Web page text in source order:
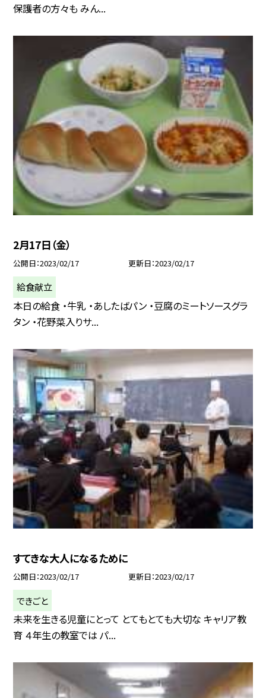
保護者の方々も みん...
2月17日（金）
公開日 2023/02/17 更新日 2023/02/17
給食献立
本日の給食 ・牛乳 ・あしたばパン ・豆腐のミートソースグラ
タン ・花野菜入りサ...
すてきな大人になるために
公開日 2023/02/17 更新日 2023/02/17
できごと
未来を生きる児童にとって とてもとても大切な キャリア教
育 ４年生の教室では パ...